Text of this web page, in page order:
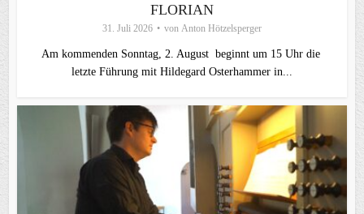
FLORIAN
31. Juli 2026 von Anton Hötzelsperger
Am kommenden Sonntag, 2. August beginnt um 15 Uhr die
letzte Führung mit Hildegard Osterhammer in...